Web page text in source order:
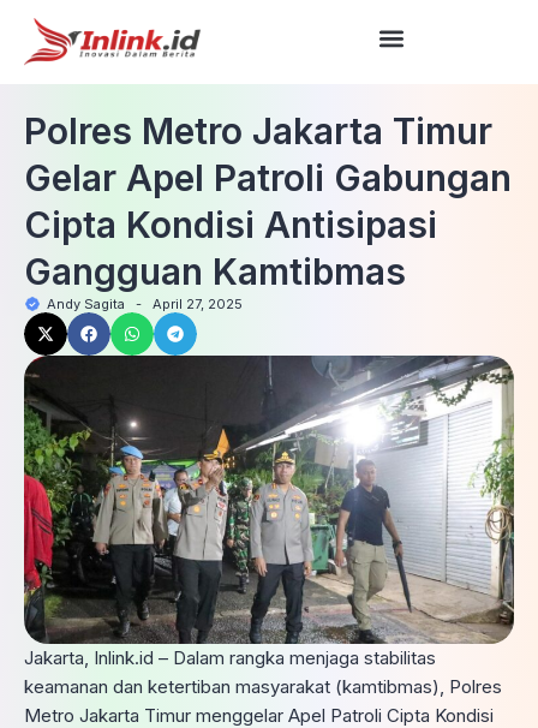
Polres Metro Jakarta Timur
Gelar Apel Patroli Gabungan
Cipta Kondisi Antisipasi
Gangguan Kamtibmas
Andy Sagita - April 27, 2025
Jakarta, Inlink.id – Dalam rangka menjaga stabilitas
keamanan dan ketertiban masyarakat (kamtibmas), Polres
Metro Jakarta Timur menggelar Apel Patroli Cipta Kondisi